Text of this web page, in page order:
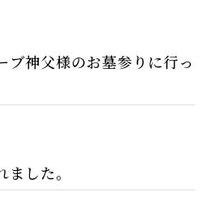
ブ神父様のお墓参りに行っ
した。